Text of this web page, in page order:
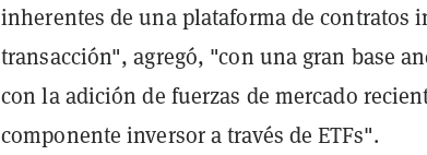
inherentes de una plataforma de contratos
transacción", agregó, "con una gran base
con la adición de fuerzas de mercado
componente inversor a través de ETFs".